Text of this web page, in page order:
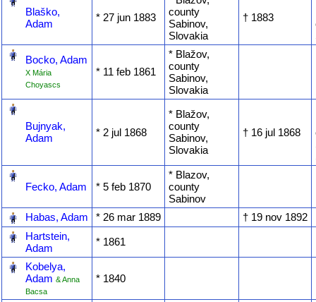
Blaško,
Adam
* ‎27 jun 1883
county
Sabinov,
Slovakia
† ‎1883
Bocko, Adam
X Mária
Choyascs
* ‎11 feb 1861
* Blažov,
county
Sabinov,
Slovakia
Bujnyak,
Adam
* ‎2 jul 1868
* Blažov,
county
Sabinov,
Slovakia
† ‎16 jul 1868
Fecko, Adam
* ‎5 feb 1870
* Blazov,
county
Sabinov
Habas, Adam * ‎26 mar 1889
† ‎19 nov 1892
Hartstein,
Adam
* ‎1861
Kobelya,
Adam & Anna
Bacsa
* ‎1840